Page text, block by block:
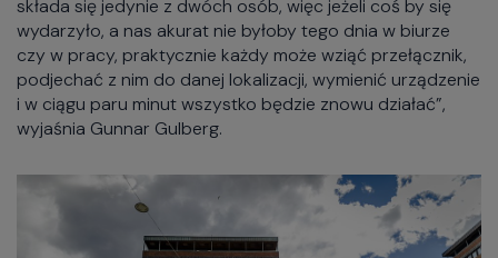
składa się jedynie z dwóch osób, więc jeżeli coś by się
wydarzyło, a nas akurat nie byłoby tego dnia w biurze
czy w pracy, praktycznie każdy może wziąć przełącznik,
podjechać z nim do danej lokalizacji, wymienić urządzenie
i w ciągu paru minut wszystko będzie znowu działać”,
wyjaśnia Gunnar Gulberg.